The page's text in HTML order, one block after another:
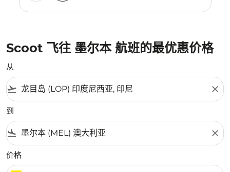
Scoot 飞往 墨尔本 航班的最优惠价格
从
flight_takeoff close
到
flight_land close
价格